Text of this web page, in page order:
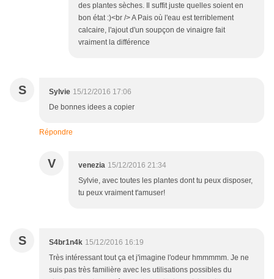
des plantes sèches. Il suffit juste quelles soient en
bon état :)<br /> A Pais où l'eau est terriblement
calcaire, l'ajout d'un soupçon de vinaigre fait
vraiment la différence
S Sylvie 15/12/2016 17:06
De bonnes idees a copier
Répondre
V venezia 15/12/2016 21:34
Sylvie, avec toutes les plantes dont tu peux disposer,
tu peux vraiment t'amuser!
S S4br1n4k 15/12/2016 16:19
Très intéressant tout ça et j'imagine l'odeur hmmmmm. Je ne
suis pas très familière avec les utilisations possibles du